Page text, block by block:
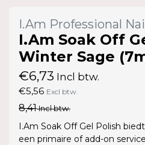
I.Am Professional
I.Am Soak Off
Winter Sage
€6,73 Incl btw.
€5,56 Excl btw.
8,41Incl btw.
I.Am Soak Off Gel Polish
een primaire of add-on